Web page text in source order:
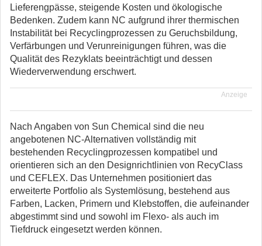
Lieferengpässe, steigende Kosten und ökologische
Bedenken. Zudem kann NC aufgrund ihrer thermischen
Instabilität bei Recyclingprozessen zu Geruchsbildung,
Verfärbungen und Verunreinigungen führen, was die
Qualität des Rezyklats beeinträchtigt und dessen
Wiederverwendung erschwert.
Anzeige
Nach Angaben von Sun Chemical sind die neu
angebotenen NC-Alternativen vollständig mit
bestehenden Recyclingprozessen kompatibel und
orientieren sich an den Designrichtlinien von RecyClass
und CEFLEX. Das Unternehmen positioniert das
erweiterte Portfolio als Systemlösung, bestehend aus
Farben, Lacken, Primern und Klebstoffen, die aufeinander
abgestimmt sind und sowohl im Flexo- als auch im
Tiefdruck eingesetzt werden können.